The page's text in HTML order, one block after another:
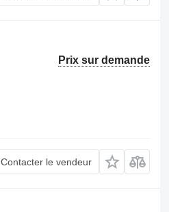
Prix sur demande
Contacter le vendeur